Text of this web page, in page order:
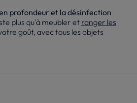
profondeur et la désinfection
plus qu'à meubler et ranger les
goût, avec tous les objets